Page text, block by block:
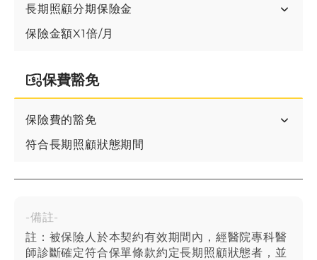
長期照顧分期保險金
保險金額X1倍/月
保費豁免
保險費的豁免
符合長期照顧狀態期間
-備註-
註：被保險人於本契約有效期間內，經醫院專科醫
師診斷確定符合保單條款約定長期照顧狀態者，並